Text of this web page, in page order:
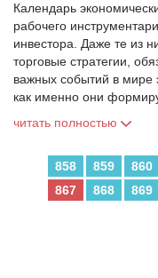
Календарь
рабочего
инвестора. Даже те из
торговые стратегии,
важных событий в мире
как именно они
читать полностью
858 859 860
867
868 869